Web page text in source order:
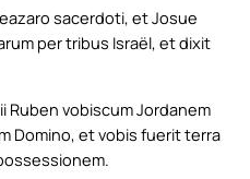
sacerdoti, et Josue
per tribus Israël, et dixit
Ruben vobiscum Jordanem
Domino, et vobis fuerit terra